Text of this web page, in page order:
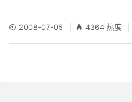
2008-07-05 4364 热度